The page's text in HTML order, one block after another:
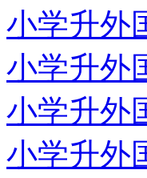
小学升外
小学升外
小学升外
小学升外